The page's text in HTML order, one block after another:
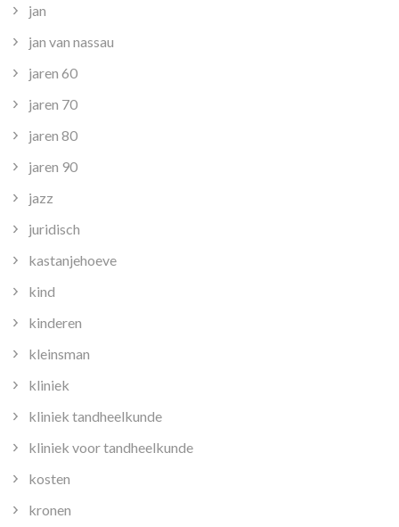
jan
jan van nassau
jaren 60
jaren 70
jaren 80
jaren 90
jazz
juridisch
kastanjehoeve
kind
kinderen
kleinsman
kliniek
kliniek tandheelkunde
kliniek voor tandheelkunde
kosten
kronen